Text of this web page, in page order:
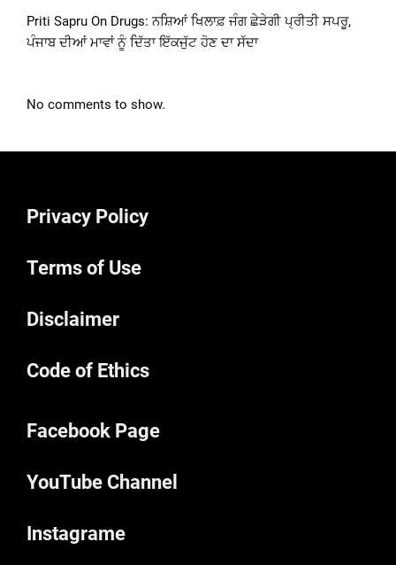
Priti Sapru On Drugs: ਨਸ਼ਿਆਂ ਖਿਲਾਫ਼ ਜੰਗ ਛੇੜੇਗੀ ਪ੍ਰੀਤੀ ਸਪਰੂ,
ਪੰਜਾਬ ਦੀਆਂ ਮਾਵਾਂ ਨੂੰ ਦਿੱਤਾ ਇੱਕਜੁੱਟ ਹੋਣ ਦਾ ਸੱਦਾ
No comments to show.
Privacy Policy
Terms of Use
Disclaimer
Code of Ethics
Facebook Page
YouTube Channel
Instagrame